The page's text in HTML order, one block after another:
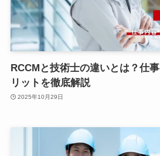
RCCMと技術士の違いとは？仕
リットを徹底解説
2025年10月29日